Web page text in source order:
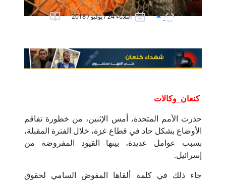
الثلاثاء 24 / يوليو / 2018
كنعان_وكالات
حذرت الأمم المتحدة، أمس الإثنين، من خطورة تفاقم
الأوضاع بشكل حاد في قطاع غزة، خلال الفترة المقبلة،
بسبب عوامل عديدة، بينها القيود المفروضة من
إسرائيل.
جاء ذلك في كلمة ألقاها المفوض السامي لحقوق